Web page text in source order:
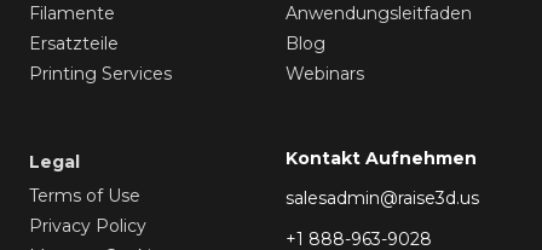
Filamente
Ersatzteile
Printing Services
Anwendungsleitfaden
Blog
Webinars
Legal
Terms of Use
Privacy Policy
Kontakt Aufnehmen
salesadmin@raise3d.us
+1 888-963-9028